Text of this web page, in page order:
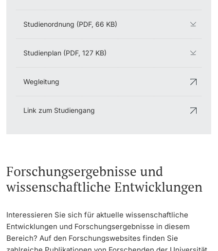
Studienordnung (PDF, 66 KB)
Studienplan (PDF, 127 KB)
Wegleitung
Link zum Studiengang
Forschungsergebnisse und
wissenschaftliche Entwicklungen
Interessieren Sie sich für aktuelle wissenschaftliche
Entwicklungen und Forschungsergebnisse in diesem
Bereich? Auf den Forschungswebsites finden Sie